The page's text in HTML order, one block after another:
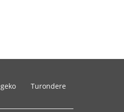
Turondere